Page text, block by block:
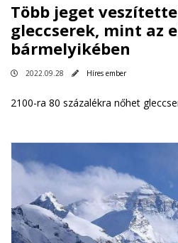
Több jeget
gleccserek, mint az
bármelyikében
2022.09.28 Híres ember
2100-ra 80 százalékra nőhet